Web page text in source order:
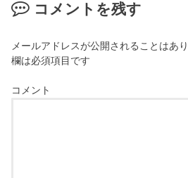
コメントを残す
メールアドレスが公開されることはあり
欄は必須項目です
コメント